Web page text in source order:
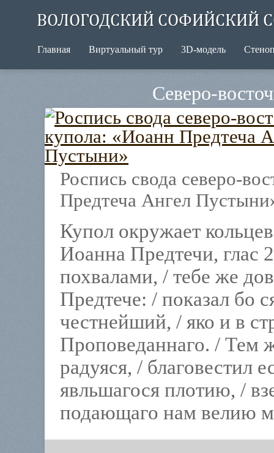
ВОЛОГОДСКИЙ СОФИЙСКИЙ
Главная Виртуальный тур 3D-модель
Северо-
Роспись свода северо-
Предтеча Ангел
Купол окружает
Иоанна Предтечи, глас
похвалами, / тебе же
Предтече: / показал бо
честнейший, / яко и в
Проповеданнаго. / Тем
радуяся, / благовестил
явльшагося плотию, /
подающаго нам велию